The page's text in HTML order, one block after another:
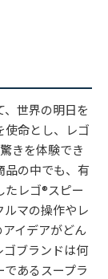
世界の明日を
使命とし、レゴ
きを体験でき
品の中でも、有
レゴ®スピー
ルマの操作やレ
イデアがどん
ゴブランドは何
あるスープラ